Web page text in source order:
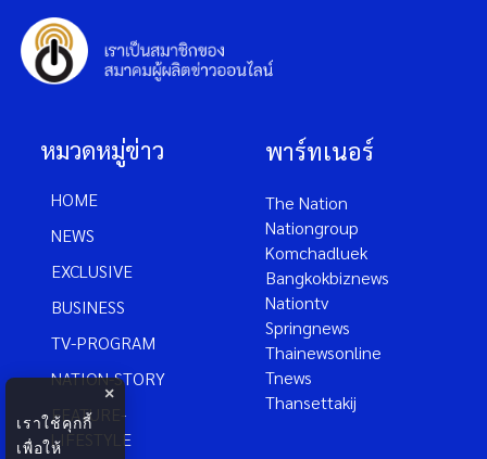
หมวดหมู่ข่าว
HOME
NEWS
EXCLUSIVE
BUSINESS
TV-PROGRAM
NATION-STORY
FEATURE-
LIFESTYLE
พาร์ทเนอร์
The Nation
Nationgroup
Komchadluek
Bangkokbiznews
Nationtv
Springnews
Thainewsonline
Tnews
Thansettakij
×
เราใช้คุกกี้
เพื่อให้